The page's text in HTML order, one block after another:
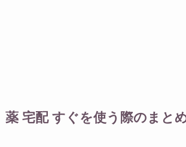
薬 宅配 すぐを使う際のまと